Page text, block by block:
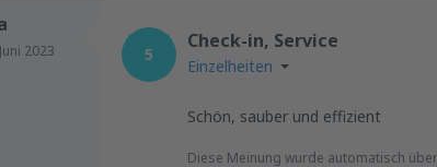
Juni 2023 5
Check-in, Service
Einzelheiten
Schön, sauber und effizient
Diese Meinung wurde automatisch